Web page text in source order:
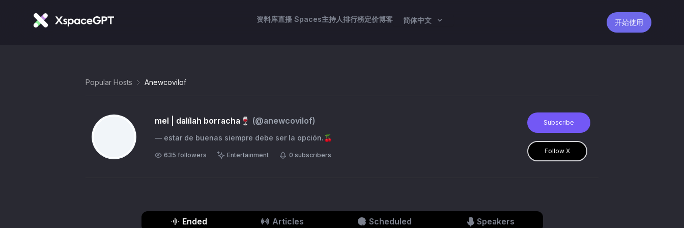
资料库直播 Spaces主持人排行榜定价博客 简体中文 开始使用
Popular Hosts Anewcovilof
mel | dalílah borracha🍷 (@anewcovilof)
— estar de buenas siempre debe ser la opción.🍒
635 followers Entertainment 0 subscribers
Subscribe
Follow X
Ended Articles Scheduled Speakers